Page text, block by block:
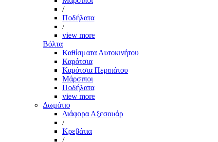
/
Ποδήλατα
/
view more
Βόλτα
Καθίσματα Αυτοκινήτου
Καρότσια
Καρότσια Περιπάτου
Μάρσιποι
Ποδήλατα
view more
Δωμάτιο
Διάφορα Αξεσουάρ
/
Κρεβάτια
/